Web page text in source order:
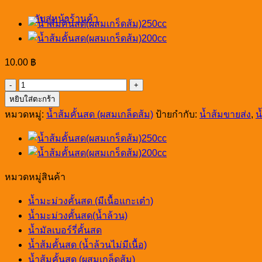
กลับสู่หน้าร้านค้า
10.00 ฿
จำนวน
น้ำส้ม
คั้น
สด
(ผสม
เกล็ด
ส้ม)220cc
หยิบใส่ตะกร้า
หมวดหมู่: น้ำส้มคั้นสด (ผสมเกล็ดส้ม) ป้ายกำกับ: น้ำส้มขายส่ง,
หมวดหมู่สินค้า
น้ำมะม่วงคั้นสด (มีเนื้อแกะเต๋า)
น้ำมะม่วงคั้นสด(น้ำล้วน)
น้ำมัลเบอร์รี่คั้นสด
น้ำส้มคั้นสด (น้ำล้วนไม่มีเนื้อ)
น้ำส้มคั้นสด (ผสมเกล็ดส้ม)